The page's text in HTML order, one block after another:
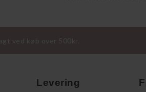
ved køb over 500kr.
Levering